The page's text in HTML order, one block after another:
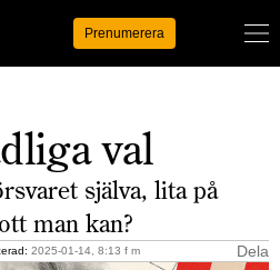
Prenumerera
val
själva, lita på
man kan?
2025-01-14, 8:13 f m Dela